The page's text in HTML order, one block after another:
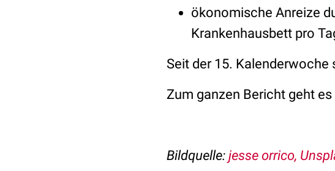
ökonomische Anreize
Krankenhausbett pro
Seit der 15.
Zum ganzen Bericht geht es
Bildquelle: jesse orrico,